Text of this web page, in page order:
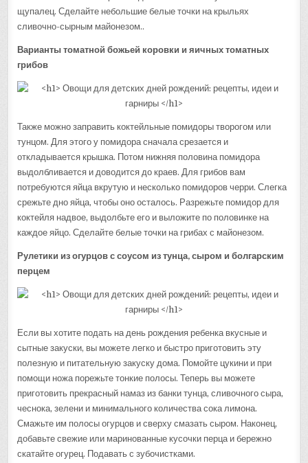
щупалец. Сделайте небольшие белые точки на крыльях
сливочно-сырным майонезом..
Варианты томатной божьей коровки и яичных томатных
грибов
Также можно заправить коктейльные помидоры творогом или
тунцом. Для этого у помидора сначала срезается и
откладывается крышка. Потом нижняя половина помидора
выдолбливается и доводится до краев. Для грибов вам
потребуются яйца вкрутую и несколько помидоров черри. Слегка
срежьте дно яйца, чтобы оно осталось. Разрежьте помидор для
коктейля надвое, выдолбьте его и выложите по половинке на
каждое яйцо. Сделайте белые точки на грибах с майонезом.
Рулетики из огурцов с соусом из тунца, сыром и болгарским
перцем
Если вы хотите подать на день рождения ребенка вкусные и
сытные закуски, вы можете легко и быстро приготовить эту
полезную и питательную закуску дома. Помойте цукини и при
помощи ножа порежьте тонкие полосы. Теперь вы можете
приготовить прекрасный намаз из банки тунца, сливочного сыра,
чеснока, зелени и минимального количества сока лимона.
Смажьте им полосы огурцов и сверху смазать сыром. Наконец,
добавьте свежие или маринованные кусочки перца и бережно
скатайте огурец. Подавать с зубочистками.